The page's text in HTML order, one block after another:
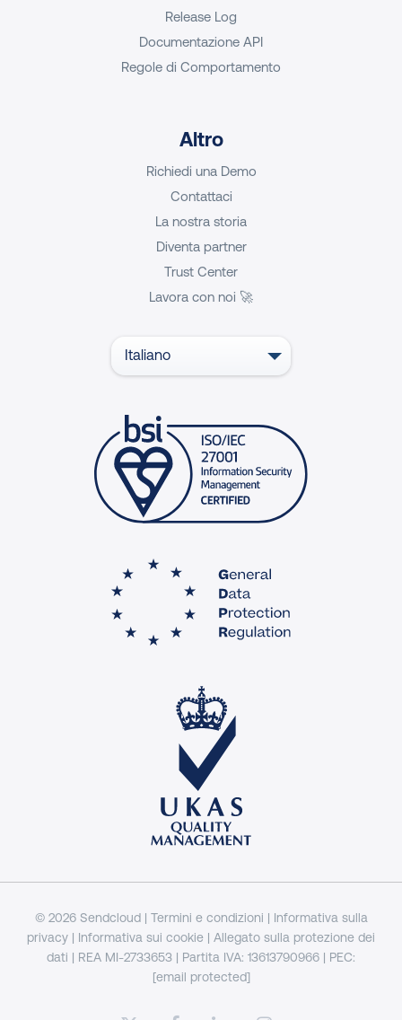
Release Log
Documentazione API
Regole di Comportamento
Altro
Richiedi una Demo
Contattaci
La nostra storia
Diventa partner
Trust Center
Lavora con noi 🚀
Italiano
© 2026 Sendcloud | Termini e condizioni | Informativa sulla
privacy | Informativa sui cookie | Allegato sulla protezione dei
dati | REA MI-2733653 | Partita IVA: 13613790966 | PEC:
[email protected]